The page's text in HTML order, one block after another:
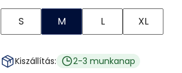
S M L XL
Kiszállítás:
2-3 munkanap